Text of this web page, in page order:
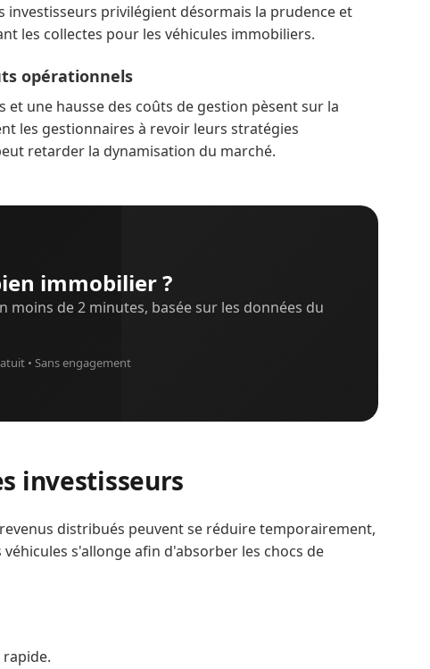
investisseurs privilégient désormais la prudence et
les collectes pour les véhicules immobiliers.
opérationnels
une hausse des coûts de gestion pèsent sur la
les gestionnaires à revoir leurs stratégies
retarder la dynamisation du marché.
immobilier ?
moins de 2 minutes, basée sur les données du
• Sans engagement
investisseurs
distribués peuvent se réduire temporairement,
s'allonge afin d'absorber les chocs de